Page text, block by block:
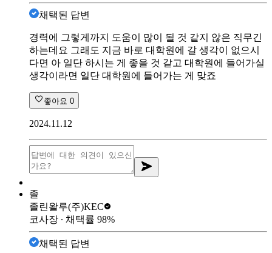
채택된 답변
경력에 그렇게까지 도움이 많이 될 것 같지 않은 직무긴
하는데요 그래도 지금 바로 대학원에 갈 생각이 없으시
다면 아 일단 하시는 게 좋을 것 같고 대학원에 들어가실
생각이라면 일단 대학원에 들어가는 게 맞죠
좋아요 0
2024.11.12
졸
졸린왈루(주)KEC
코사장 ∙ 채택률 98%
채택된 답변